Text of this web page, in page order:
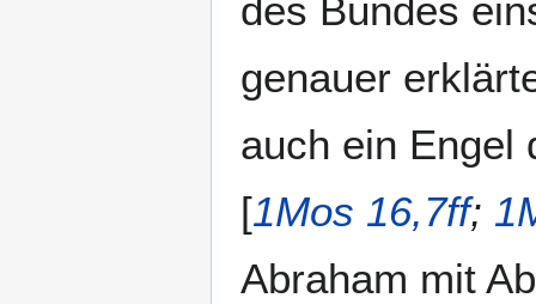
des Bundes
genauer
auch ein Engel
[1Mos 16,7ff;
Abraham mit